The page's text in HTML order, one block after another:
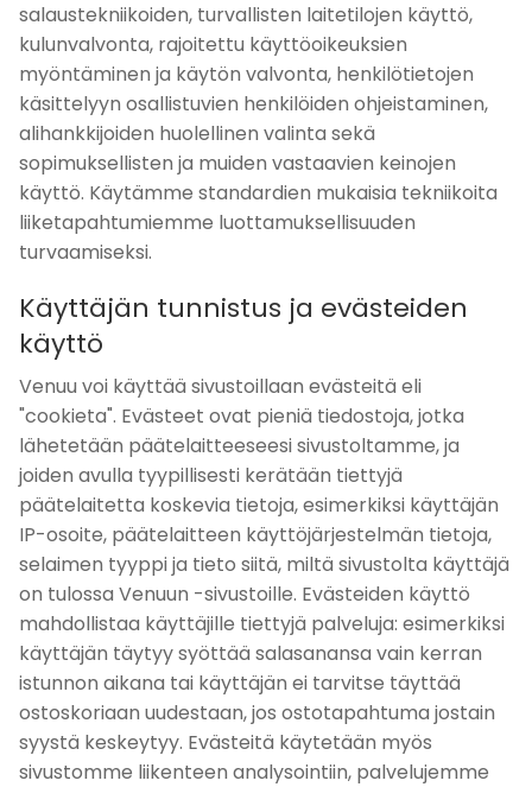
salaustekniikoiden, turvallisten laitetilojen käyttö,
kulunvalvonta, rajoitettu käyttöoikeuksien
myöntäminen ja käytön valvonta, henkilötietojen
käsittelyyn osallistuvien henkilöiden ohjeistaminen,
alihankkijoiden huolellinen valinta sekä
sopimuksellisten ja muiden vastaavien keinojen
käyttö. Käytämme standardien mukaisia tekniikoita
liiketapahtumiemme luottamuksellisuuden
turvaamiseksi.
Käyttäjän tunnistus ja evästeiden
käyttö
Venuu voi käyttää sivustoillaan evästeitä eli
"cookieta". Evästeet ovat pieniä tiedostoja, jotka
lähetetään päätelaitteeseesi sivustoltamme, ja
joiden avulla tyypillisesti kerätään tiettyjä
päätelaitetta koskevia tietoja, esimerkiksi käyttäjän
IP-osoite, päätelaitteen käyttöjärjestelmän tietoja,
selaimen tyyppi ja tieto siitä, miltä sivustolta käyttäjä
on tulossa Venuun -sivustoille. Evästeiden käyttö
mahdollistaa käyttäjille tiettyjä palveluja: esimerkiksi
käyttäjän täytyy syöttää salasanansa vain kerran
istunnon aikana tai käyttäjän ei tarvitse täyttää
ostoskoriaan uudestaan, jos ostotapahtuma jostain
syystä keskeytyy. Evästeitä käytetään myös
sivustomme liikenteen analysointiin, palvelujemme